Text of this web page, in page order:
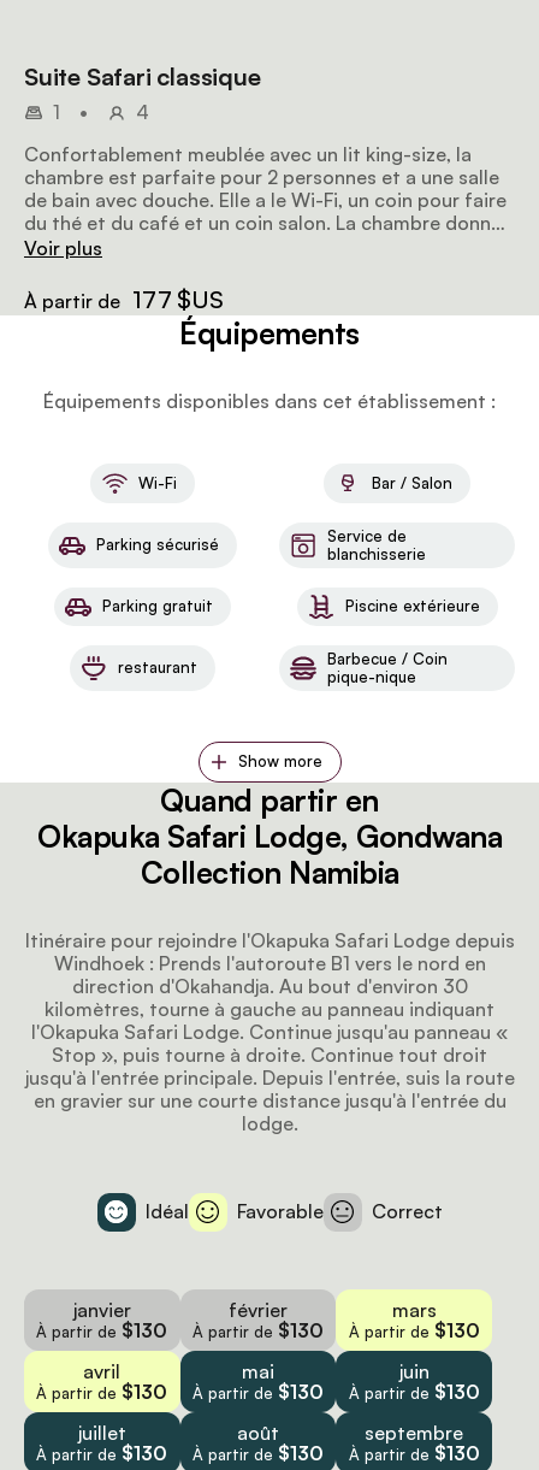
Suite Safari classique
1 •
4
Confortablement meublée avec un lit king-size, la
chambre est parfaite pour 2 personnes et a une salle
de bain avec douche. Elle a le Wi-Fi, un coin pour faire
du thé et du café et un coin salon. La chambre donne
sur un patio avec vue sur les environs.
Voir plus
À partir de 177 $US
Équipements
Équipements disponibles dans cet établissement :
Wi-Fi Bar / Salon
Parking sécurisé
Service de
blanchisserie
Parking gratuit Piscine extérieure
restaurant
Barbecue / Coin
pique-nique
Show more
Quand partir en
Okapuka Safari Lodge, Gondwana
Collection Namibia
Itinéraire pour rejoindre l'Okapuka Safari Lodge depuis
Windhoek : Prends l'autoroute B1 vers le nord en
direction d'Okahandja. Au bout d'environ 30
kilomètres, tourne à gauche au panneau indiquant
l'Okapuka Safari Lodge. Continue jusqu'au panneau «
Stop », puis tourne à droite. Continue tout droit
jusqu'à l'entrée principale. Depuis l'entrée, suis la route
en gravier sur une courte distance jusqu'à l'entrée du
lodge.
Idéal Favorable Correct
janvier
À partir de $130
février
À partir de $130
mars
À partir de $130
avril
À partir de $130
mai
À partir de $130
juin
À partir de $130
juillet
À partir de $130
août
À partir de $130
septembre
À partir de $130